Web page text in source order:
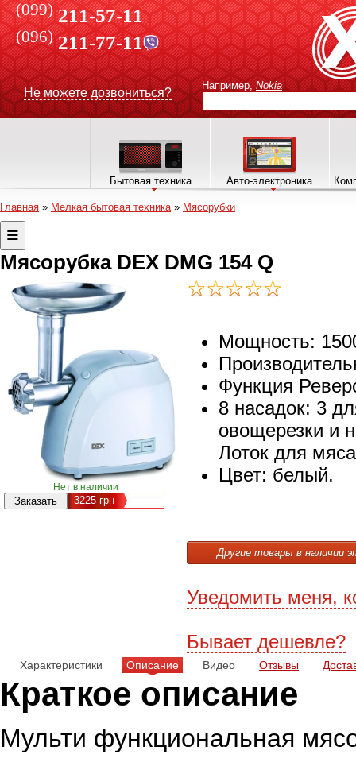
(099) 211-57-11
(096)211-77-11
Не можете дозвониться?
Например, Nokia
Бытовая техника Авто-электроника
Главная » Мелкая бытовая техника» Мясорубки
Мясорубка DEX DMG 154 Q
Нет в наличии
3225 грн
Мощность:
Функция
8 насадок: 3
овощерезки и
Лоток для
Цвет: белый.
Другие товары в наличии
Уведомить меня,
Бывает дешевле?
Характеристики Описание Видео Отзывы
Краткое описание
Мульти функциональная